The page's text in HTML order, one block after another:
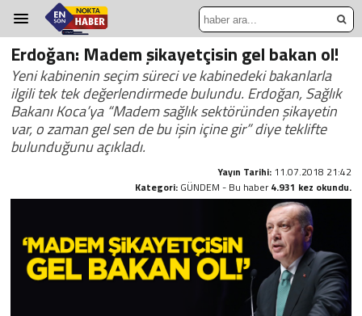
Erdoğan: Madem şikayetçisin gel bakan ol!
Yeni kabinenin seçim süreci ve kabinedeki bakanlarla
ilgili tek tek değerlendirmede bulundu. Erdoğan, Sağlık
Bakanı Koca’ya “Madem sağlık sektöründen şikayetin
var, o zaman gel sen de bu işin içine gir” diye teklifte
bulunduğunu açıkladı.
Yayın Tarihi: 11.07.2018 21:42
Kategori: GÜNDEM - Bu haber4.931 kez okundu.